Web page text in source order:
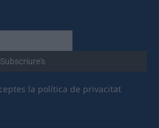
la política de privacitat